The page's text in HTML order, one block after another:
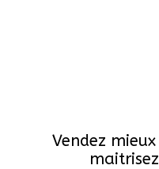
Vendez